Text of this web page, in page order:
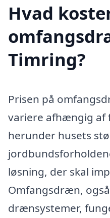
Hvad
Timring?
Prisen på
variere afhængig af
herunder husets
løsning, der skal
Omfangsdræn,
drænsystemer,